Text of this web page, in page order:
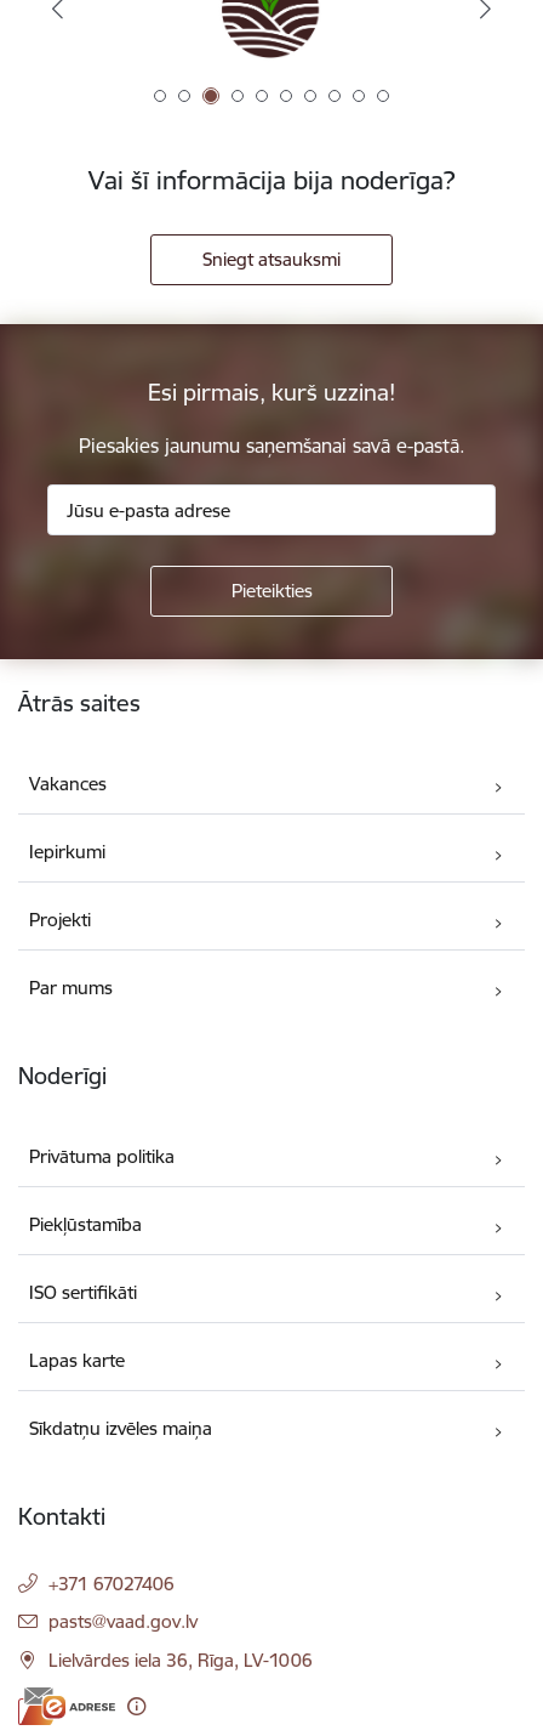
Vai šī informācija bija noderīga?
Sniegt atsauksmi
Esi pirmais, kurš uzzina!
Piesakies jaunumu saņemšanai savā e-pastā.
Kājene
Ātrās saites
Vakances
Iepirkumi
Projekti
Par mums
Noderīgi
Privātuma politika
Piekļūstamība
ISO sertifikāti
Lapas karte
Sīkdatņu izvēles maiņa
Kontakti
+371 67027406
E-pasts:
pasts@vaad.gov.lv
Lielvārdes iela 36, Rīga, LV-1006